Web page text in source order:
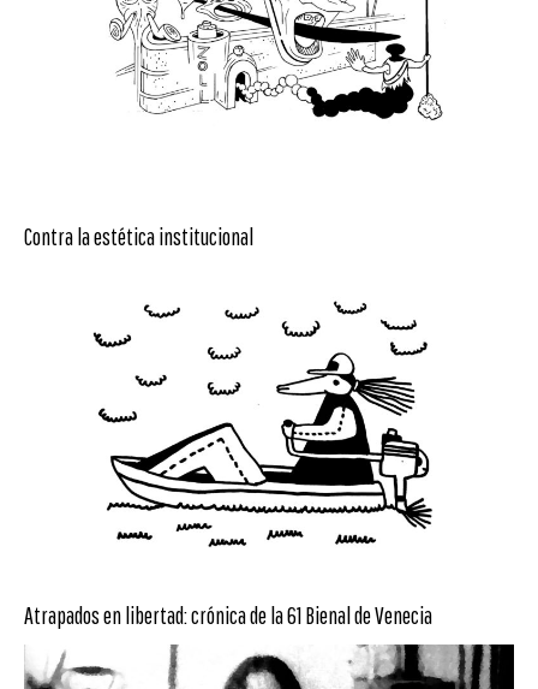
Contra la estética institucional
Atrapados en libertad: crónica de la 61 Bienal de Venecia